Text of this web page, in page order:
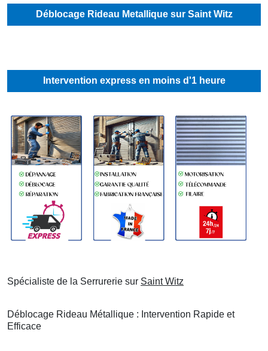
Déblocage Rideau Metallique sur Saint Witz
Intervention express en moins d'1 heure
Spécialiste de la Serrurerie sur Saint Witz
Déblocage Rideau Métallique : Intervention Rapide et
Efficace